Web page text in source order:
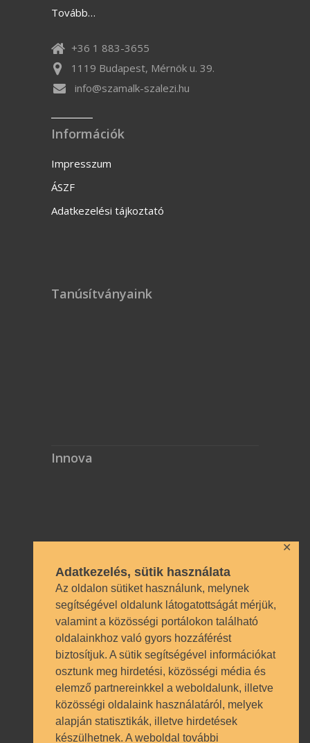
Adatkezelés, sütik használata
Az oldalon sütiket használunk, melynek
segítségével oldalunk látogatottságát mérjük,
valamint a közösségi portálokon található
oldalainkhoz való gyors hozzáférést
biztosítjuk. A sütik segítségével információkat
osztunk meg hirdetési, közösségi média és
elemző partnereinkkel a weboldalunk, illetve
közösségi oldalaink használatáról, melyek
alapján statisztikák, illetve hirdetések
készülhetnek. A weboldal további
✕
1119 Budapest, Mérnök u. 39.
Információk
ÁSZF
engedély BP/1009/03987/2023.
Nyilvántartásba vételi szám TSzI034
© SZÁMALK-Szalézi Technikum és
Szakgimnázium 2017. Minden jog